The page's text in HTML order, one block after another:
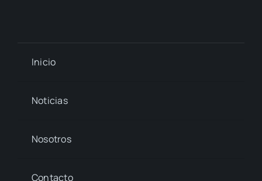
Inicio
Noticias
Nosotros
Contacto